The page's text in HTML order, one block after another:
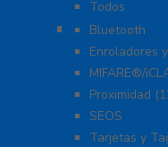
Todos
Lectoras y
Bluetooth
Enroladores
MIFARE®/
Proximidad
SEOS
Tarjetas y